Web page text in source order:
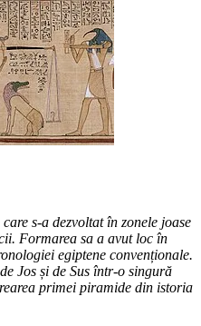
s-a dezvoltat în zonele joase
Formarea sa a avut loc în
egiptene convenționale.
Jos și de Sus într-o singură
primei piramide din istoria